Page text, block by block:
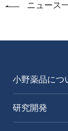
ニュース
小野薬品につ
研究開発